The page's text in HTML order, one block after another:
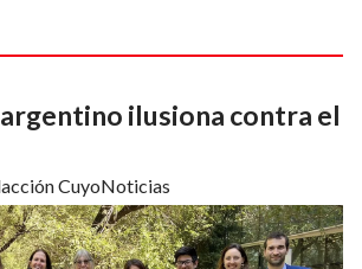
ilusiona contra el
CuyoNoticias